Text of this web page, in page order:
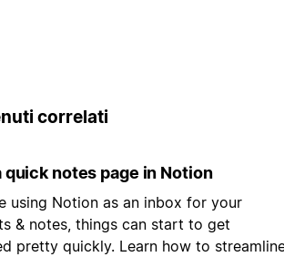
correlati
quick notes page in Notion
using Notion as an inbox for your
& notes, things can start to get
pretty quickly. Learn how to